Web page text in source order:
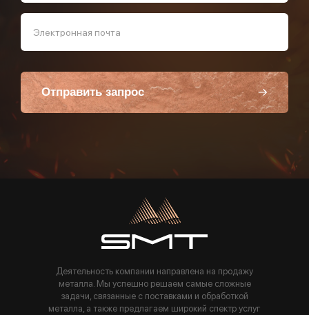
Электронная почта
Отправить запрос
Пользуясь данной формой вы соглашаетесь с политикой компании
Деятельность компании направлена на продажу
металла. Мы успешно решаем самые сложные
задачи, связанные с поставками и обработкой
металла, а также предлагаем широкий спектр услуг